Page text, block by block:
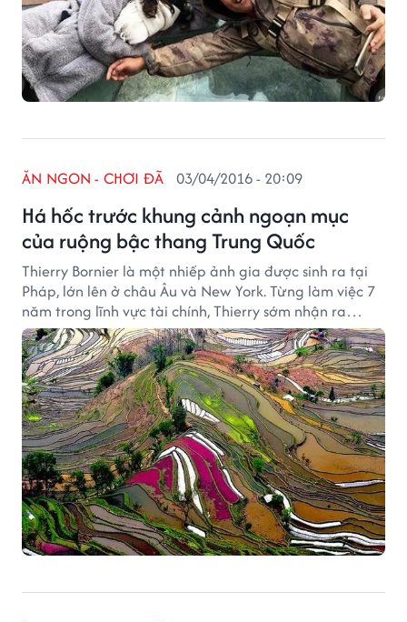
Há hốc trước khung cảnh ngoạn mục
của ruộng bậc thang Trung Quốc
ĂN NGON - CHƠI ĐÃ 03/04/2016 - 20:09
Thierry Bornier là một nhiếp ảnh gia được sinh ra tại
Pháp, lớn lên ở châu Âu và New York. Từng làm việc 7
năm trong lĩnh vực tài chính, Thierry sớm nhận ra
những con số không hề có sức cuốn hút với anh như vẻ
đẹp của thế giới tự nhiên.